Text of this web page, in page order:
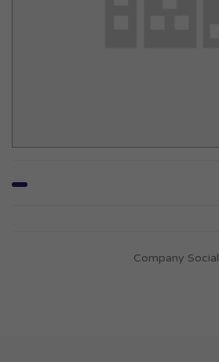
Company Social